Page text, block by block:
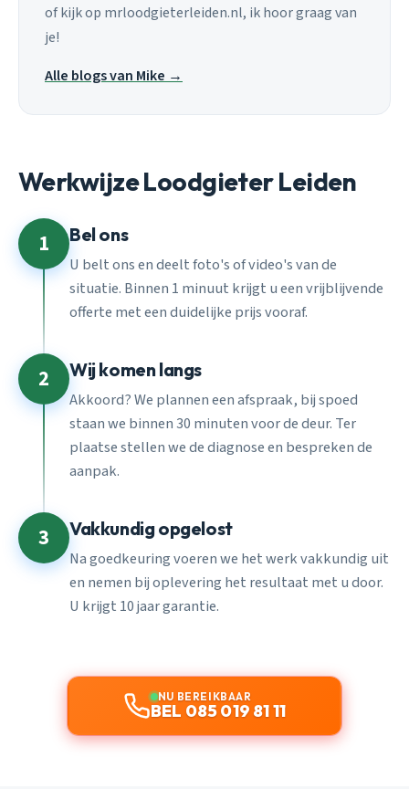
of kijk op mrloodgieterleiden.nl, ik hoor graag van
je!
Alle blogs van Mike →
Werkwijze Loodgieter Leiden
1 Bel ons
U belt ons en deelt foto's of video's van de
situatie. Binnen 1 minuut krijgt u een vrijblijvende
offerte met een duidelijke prijs vooraf.
2 Wij komen langs
Akkoord? We plannen een afspraak, bij spoed
staan we binnen 30 minuten voor de deur. Ter
plaatse stellen we de diagnose en bespreken de
aanpak.
3 Vakkundig opgelost
Na goedkeuring voeren we het werk vakkundig uit
en nemen bij oplevering het resultaat met u door.
U krijgt 10 jaar garantie.
NU BEREIKBAAR
BEL 085 019 81 11